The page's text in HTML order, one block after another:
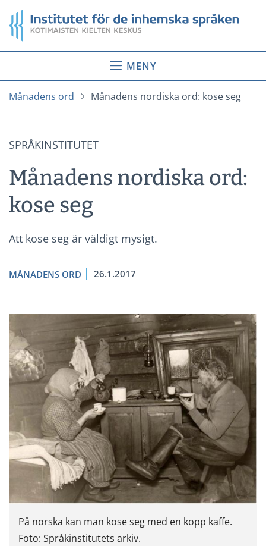
till
innehåll
Startsida
MENY
Månadens ord Månadens nordiska ord: kose seg
SPRÅKINSTITUTET
Månadens nordiska ord:
kose seg
Att kose seg är väldigt mysigt.
MÅNADENS ORD 26.1.2017
På norska kan man kose seg med en kopp kaffe.
Foto: Språkinstitutets arkiv.